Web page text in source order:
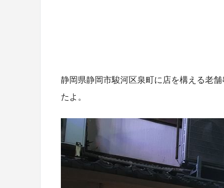
静岡県静岡市駿河区泉町に店を構える老舗
たよ。